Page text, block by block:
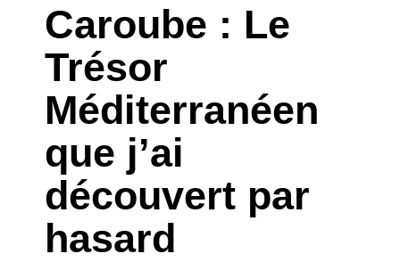
Caroube : Le
Trésor
Méditerranéen
que j’ai
découvert par
hasard